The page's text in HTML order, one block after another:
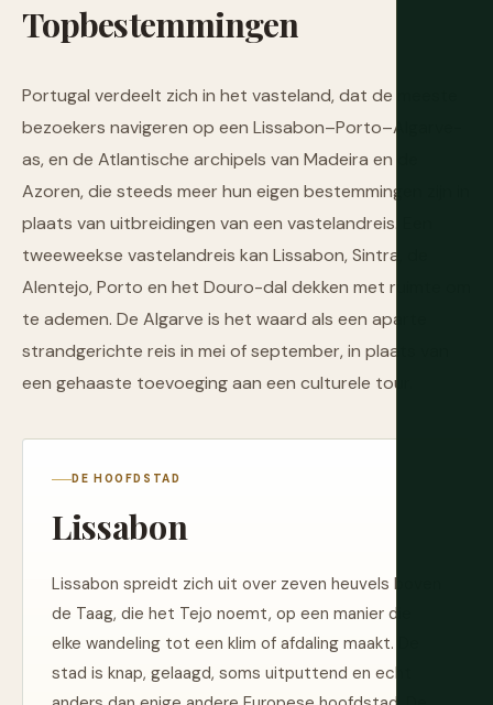
Topbestemmingen
Portugal verdeelt zich in het vasteland, dat de meeste
bezoekers navigeren op een Lissabon–Porto–Algarve-
as, en de Atlantische archipels van Madeira en de
Azoren, die steeds meer hun eigen bestemmingen zijn in
plaats van uitbreidingen van een vastelandreis. Een
tweeweekse vastelandreis kan Lissabon, Sintra, de
Alentejo, Porto en het Douro-dal dekken met ruimte om
te ademen. De Algarve is het waard als een aparte
strandgerichte reis in mei of september, in plaats van
een gehaaste toevoeging aan een culturele tour.
DE HOOFDSTAD
Lissabon
Lissabon spreidt zich uit over zeven heuvels boven
de Taag, die het Tejo noemt, op een manier die
elke wandeling tot een klim of afdaling maakt. De
stad is knap, gelaagd, soms uitputtend en echt